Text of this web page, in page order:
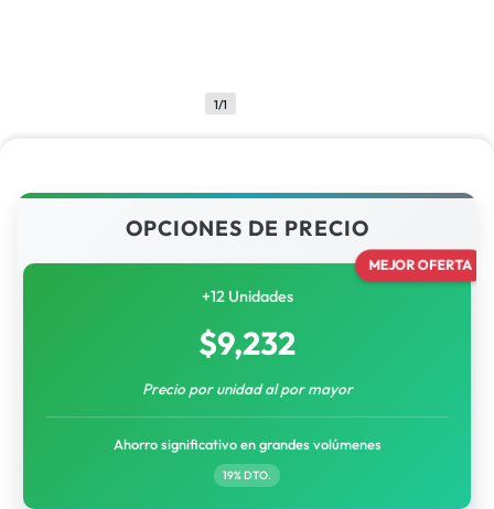
1/1
OPCIONES DE PRECIO
MEJOR OFERTA
+12 Unidades
$9,232
Precio por unidad al por mayor
Ahorro significativo en grandes volúmenes
19% DTO.